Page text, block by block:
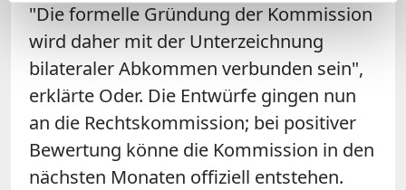
"Die formelle Gründung der Kommission
wird daher mit der Unterzeichnung
bilateraler Abkommen verbunden sein",
erklärte Oder. Die Entwürfe gingen nun
an die Rechtskommission; bei positiver
Bewertung könne die Kommission in den
nächsten Monaten offiziell entstehen.